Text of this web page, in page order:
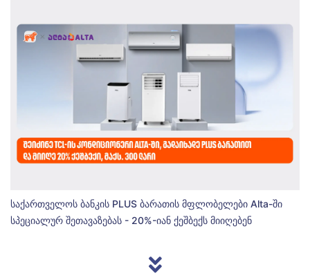
საქართველოს ბანკის PLUS ბარათის მფლობელები Alta-ში
სპეციალურ შეთავაზებას - 20%-იან ქეშბექს მიიღებენ